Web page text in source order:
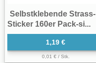
Selbstklebende Strass-
Sticker 160er Pack-si...
1,19 €
0,01 € / Stk.